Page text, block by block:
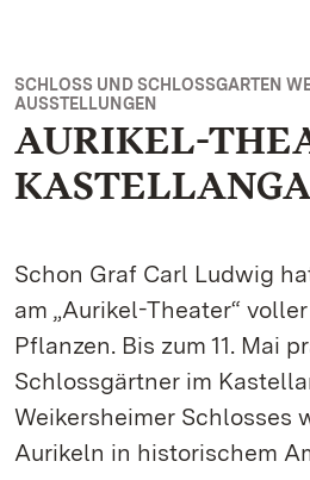
SCHLOSS UND SCHLOSSGARTEN
AUSSTELLUNGEN
AURIKEL-
Schon Graf Carl Ludwig
am „Aurikel-Theater“
Pflanzen. Bis zum 11. Mai
Schlossgärtner im
Weikersheimer Schlosses
Aurikeln in historischem